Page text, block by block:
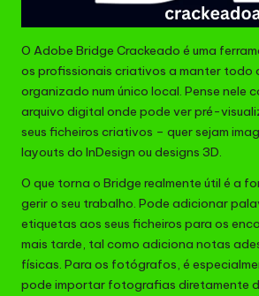
O Adobe Bridge Crackeado é uma
os profissionais criativos a manter todo
organizado num único local. Pense nele
arquivo digital onde pode ver pré-
seus ficheiros criativos – quer sejam
layouts do InDesign ou designs 3D.
O que torna o Bridge realmente útil é a
gerir o seu trabalho. Pode adicionar
etiquetas aos seus ficheiros para os
mais tarde, tal como adiciona notas
físicas. Para os fotógrafos, é
pode importar fotografias diretamente